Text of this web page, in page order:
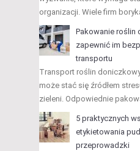
organizacji. Wiele firm
Pakowanie roślin
zapewnić im
transportu
Transport roślin
może stać się źródłem
zieleni. Odpowiednie
5 praktycznych
etykietowania
przeprowadzki